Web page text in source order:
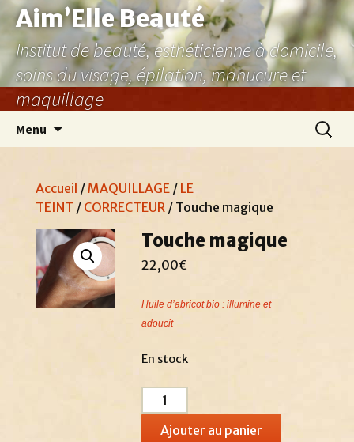
Aller
contenu
Aim’Elle Beauté
Institut de beauté, esthéticienne à domicile,
soins du visage, épilation, manucure et
maquillage
Menu
Accueil /MAQUILLAGE/ LE
TEINT / CORRECTEUR/ Touche magique
Touche magique
22,00€
Huile d’abricot bio : illumine et
adoucit
En stock
quantité
de
Touche
Ajouter au panier